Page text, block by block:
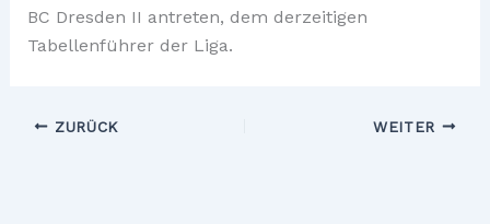
BC Dresden II antreten, dem derzeitigen
Tabellenführer der Liga.
ZURÜCK WEITER